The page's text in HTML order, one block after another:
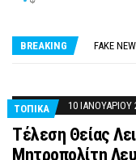
BREAKING
ΤΟΠΙΚΑ
10 ΙΑΝΟΥΑΡΊΟΥ
Τέλεση Θείας
Μητροπολίτη